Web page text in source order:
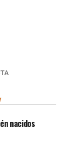
nacidos